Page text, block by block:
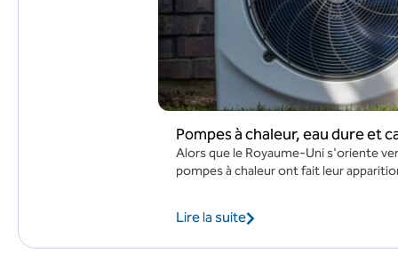
Pompes à chaleur, eau dure et
Alors que le Royaume-Uni s'oriente
pompes à chaleur ont fait leur
Lire la suite